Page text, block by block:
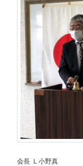
会長 Ｌ小野真